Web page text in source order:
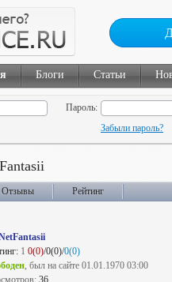
Блоги Статьи
Пароль:
Забыли пароль?
Отзывы Рейтинг
1 0(0)/0(0)/0(0)
, был на сайте 01.01.1970 03:00
36